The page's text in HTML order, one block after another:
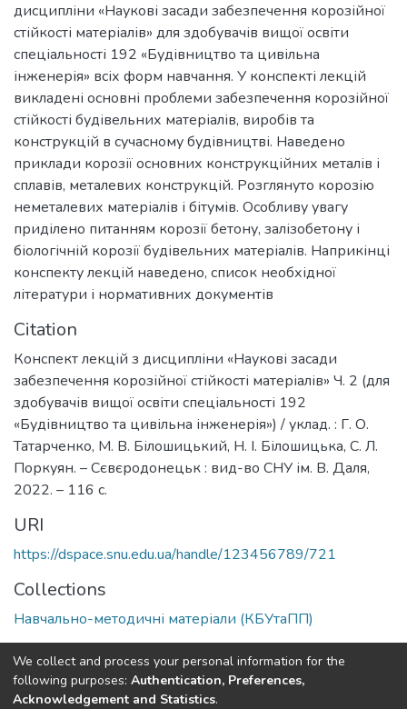
дисципліни «Наукові засади забезпечення корозійної
стійкості матеріалів» для здобувачів вищої освіти
спеціальності 192 «Будівництво та цивільна
інженерія» всіх форм навчання. У конспекті лекцій
викладені основні проблеми забезпечення корозійної
стійкості будівельних матеріалів, виробів та
конструкцій в сучасному будівництві. Наведено
приклади корозії основних конструкційних металів і
сплавів, металевих конструкцій. Розглянуто корозію
неметалевих матеріалів і бітумів. Особливу увагу
приділено питанням корозії бетону, залізобетону і
біологічній корозії будівельних матеріалів. Наприкінці
конспекту лекцій наведено, список необхідної
літератури і нормативних документів
Citation
Конспект лекцій з дисципліни «Наукові засади
забезпечення корозійної стійкості матеріалів» Ч. 2 (для
здобувачів вищої освіти спеціальності 192
«Будівництво та цивільна інженерія») / уклад. : Г. О.
Татарченко, М. В. Білошицький, Н. І. Білошицька, С. Л.
Поркуян. – Сєвєродонецьк : вид-во СНУ ім. В. Даля,
2022. – 116 с.
URI
https://dspace.snu.edu.ua/handle/123456789/721
Collections
Навчально-методичні матеріали (КБУтаПП)
Full item page
We collect and process your personal information for the
following purposes: Authentication, Preferences,
Acknowledgement and Statistics.